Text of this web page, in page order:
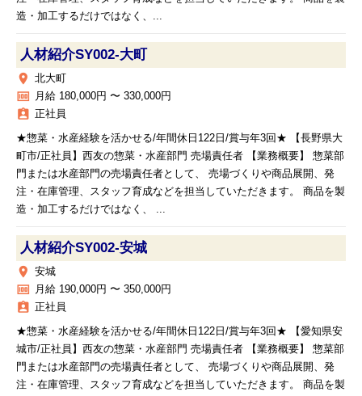
造・加工するだけではなく、...
人材紹介SY002‐大町
place 北大町
money 月給 180,000円 〜 330,000円
assignment_ind 正社員
★惣菜・水産経験を活かせる/年間休日122日/賞与年3回★ 【長野県大
町市/正社員】西友の惣菜・水産部門 売場責任者 【業務概要】 惣菜部
門または水産部門の売場責任者として、 売場づくりや商品展開、発
注・在庫管理、スタッフ育成などを担当していただきます。 商品を製
造・加工するだけではなく、 ...
人材紹介SY002‐安城
place 安城
money 月給 190,000円 〜 350,000円
assignment_ind 正社員
★惣菜・水産経験を活かせる/年間休日122日/賞与年3回★ 【愛知県安
城市/正社員】西友の惣菜・水産部門 売場責任者 【業務概要】 惣菜部
門または水産部門の売場責任者として、 売場づくりや商品展開、発
注・在庫管理、スタッフ育成などを担当していただきます。 商品を製